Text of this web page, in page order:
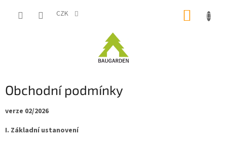
CZK
Obchodní podmínky
verze 02/2026
I. Základní ustanovení